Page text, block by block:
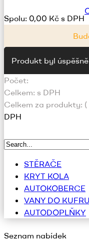
Spolu: 0,00 Kč s DPH
Produkt byl
Počet:
Celkem: s DPH
Celkem za produkty: (
DPH
STĚRAČE
KRYT KOLA
AUTOKOBERCE
VANY DO KUFRU
AUTODOPLŇKY
Seznam nabídek